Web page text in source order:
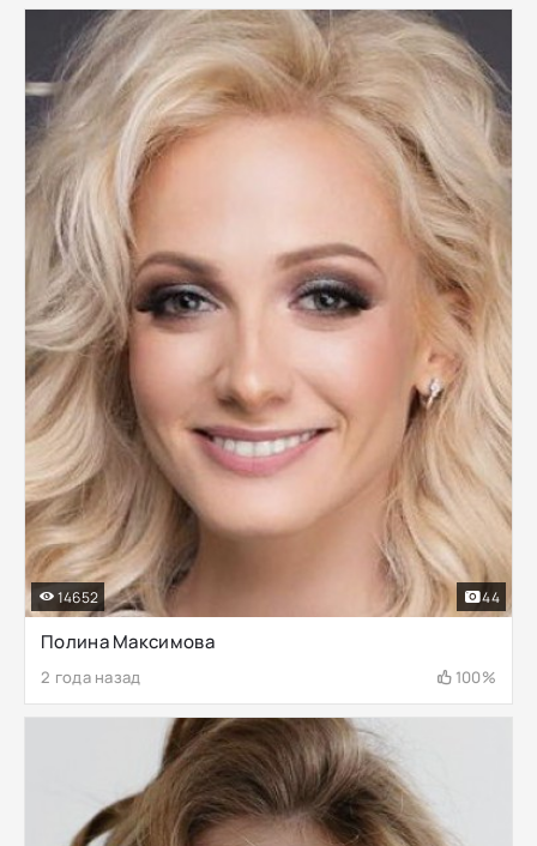
Полина Максимова
2 года назад 100%
14652 44